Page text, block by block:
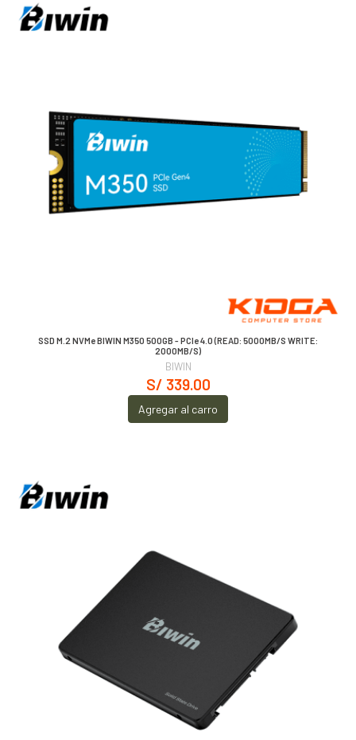
SSD M.2 NVMe BIWIN M350 500GB - PCIe 4.0 (READ: 5000MB/S WRITE:
2000MB/S)
BIWIN
S/ 339.00
Agregar al carro